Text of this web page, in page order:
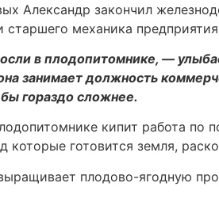
Александр закончил
старшего механика
в плодопитомнике, —
занимает должность
гораздо сложнее.
кипит работа по
которые готовится земля,
плодово-ягодную